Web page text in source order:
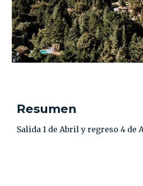
Resumen
Salida 1 de Abril y regreso 4